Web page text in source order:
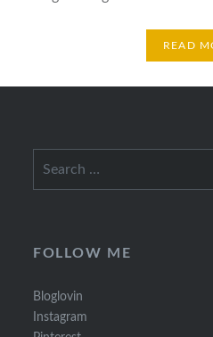
READ
FOLLOW ME
Bloglovin
Instagram